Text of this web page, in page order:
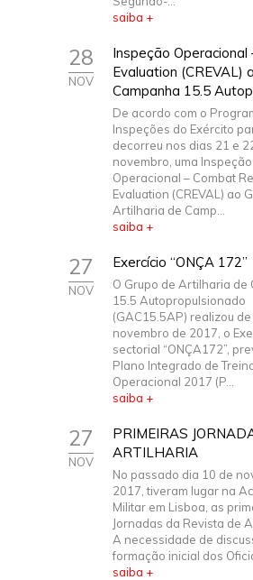
saiba +
28
NOV
Inspeção
Evaluation (CREVAL)
Campanha 15.5
De acordo com o
Inspeções do Exército
decorreu nos dias 21 e
novembro, uma Inspeção
Operacional – Combat
Evaluation (CREVAL) ao
Artilharia de Camp...
saiba +
27
NOV
Exercício “ONÇA 172”
O Grupo de Artilharia de
15.5 Autopropulsionado
(GAC15.5AP) realizou
novembro de 2017, o
sectorial “ONÇA172”,
Plano Integrado de
Operacional 2017 (P...
saiba +
27
NOV
PRIMEIRAS
ARTILHARIA
No passado dia 10 de
2017, tiveram lugar na
Militar em Lisboa, as
Jornadas da Revista de
A necessidade de
formação inicial dos
saiba +